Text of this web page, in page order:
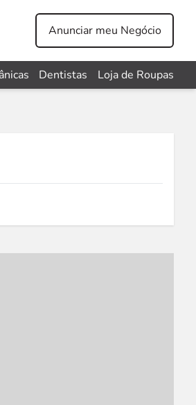
Anunciar meu Negócio
Dentistas Loja de Roupas